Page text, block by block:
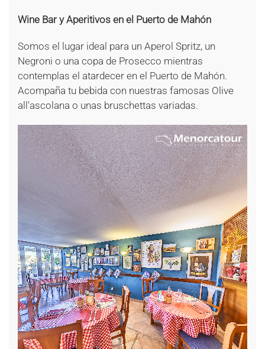
Wine Bar y Aperitivos en el Puerto de Mahón
Somos el lugar ideal para un Aperol Spritz, un
Negroni o una copa de Prosecco mientras
contemplas el atardecer en el Puerto de Mahón.
Acompaña tu bebida con nuestras famosas Olive
all'ascolana o unas bruschettas variadas.